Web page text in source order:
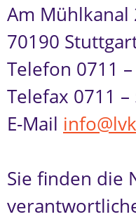
Am Mühlkanal
70190
Telefon 0711
Telefax 0711
E-Mail
Sie finden die